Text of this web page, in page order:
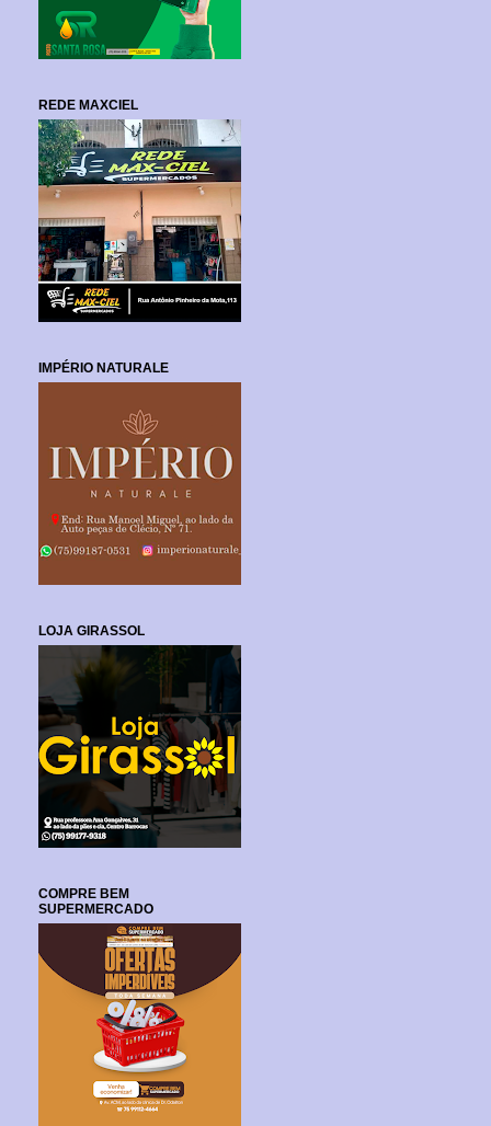
REDE MAXCIEL
IMPÉRIO NATURALE
LOJA GIRASSOL
COMPRE BEM
SUPERMERCADO